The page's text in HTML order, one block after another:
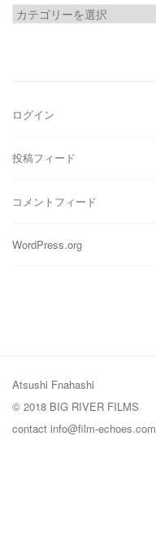
カ
ログイン
投稿フィード
コメントフィード
WordPress.org
Atsushi Fnahashi
© 2018 BIG RIVER FILMS
contact info@film-echoes.com